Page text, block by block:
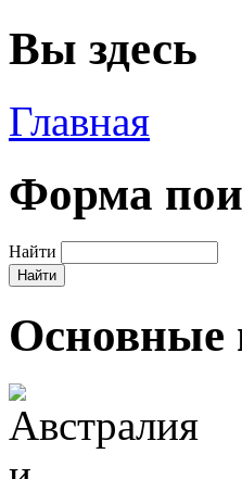
Вы здесь
Главная
Форма
Найти
Основные